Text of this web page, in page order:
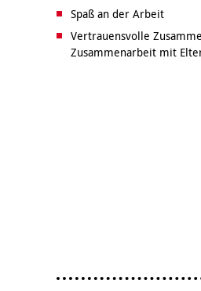
Spaß an der Arbeit
Vertrauensvolle
Zusammenarbeit mit